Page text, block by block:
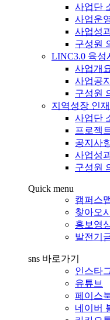
사업단
사업운
사업성
구성원
LINC3.0 육성
사업개
사업공
구성원
지역성장 인
사업단
프로젝
공지사
사업성
구성원
Quick menu
캠퍼스
찾아오
홍보영
발전기
sns 바로가기
인스타
유튜브
페이스
네이버